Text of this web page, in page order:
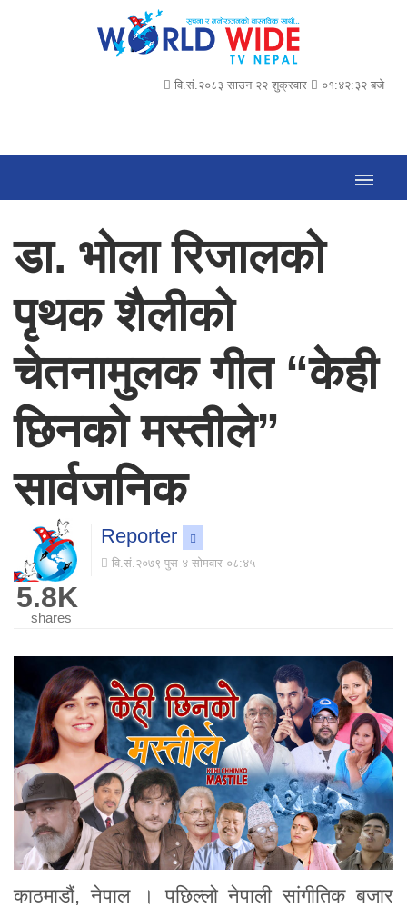
वि.सं.२०८३ साउन २२ शुक्रवार ०१:४२:३३ बजे
डा. भोला रिजालको
पृथक शैलीको
चेतनामुलक गीत “केही
छिनको मस्तीले”
सार्वजनिक
Reporter
वि.सं.२०७९ पुस ४ सोमवार ०८:४५
5.8K
shares
काठमाडौं, नेपाल । पछिल्लो नेपाली सांगीतिक बजार